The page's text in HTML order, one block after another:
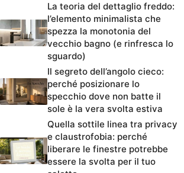
La teoria del dettaglio freddo:
l’elemento minimalista che
spezza la monotonia del
vecchio bagno (e rinfresca lo
sguardo)
Il segreto dell’angolo cieco:
perché posizionare lo
specchio dove non batte il
sole è la vera svolta estiva
Quella sottile linea tra privacy
e claustrofobia: perché
liberare le finestre potrebbe
essere la svolta per il tuo